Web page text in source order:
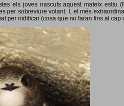
els joves nascuts aquest mateix estiu
per sobreviure volant. I, el més
per nidificar (cosa que no faran fins al cap